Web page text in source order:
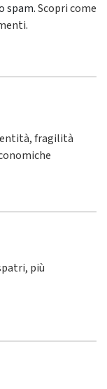
spam.Scopri come
.
fragilità
più